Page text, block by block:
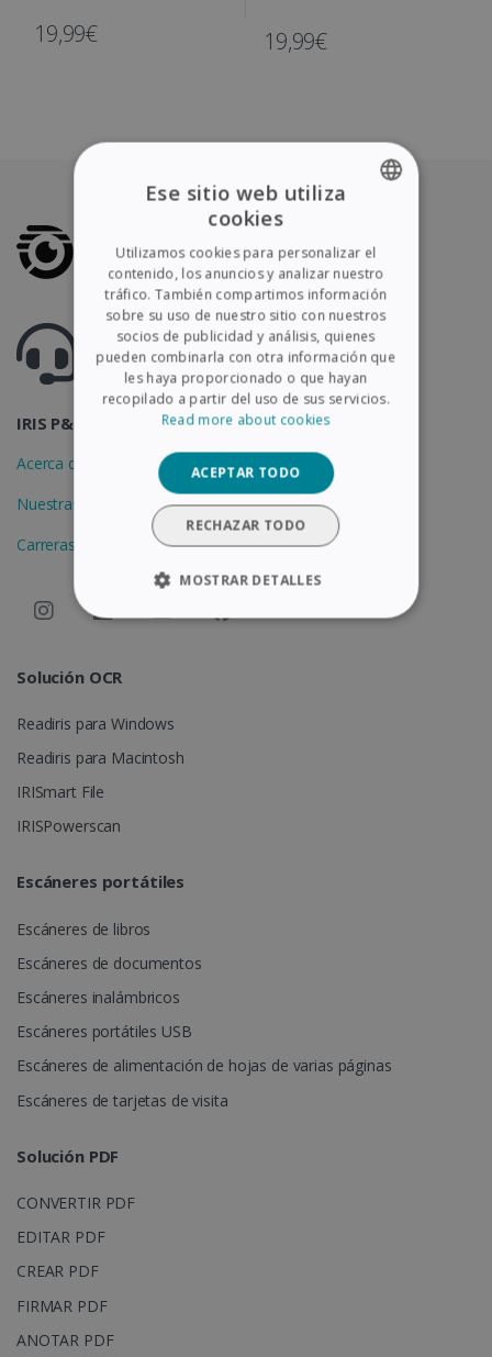
19,99€ 19,99€
¿Preguntas? Visite nuestro centro de ayuda
Support.irislink.com
IRIS P&T
Acerca de IRIS
Nuestras oficinas
Carreras
Solución OCR
Readiris para Windows
Readiris para Macintosh
IRISmart File
IRISPowerscan
Escáneres portátiles
Escáneres de libros
Escáneres de documentos
Escáneres inalámbricos
Escáneres portátiles USB
Escáneres de alimentación de hojas de varias páginas
Escáneres de tarjetas de visita
Solución PDF
CONVERTIR PDF
EDITAR PDF
CREAR PDF
FIRMAR PDF
ANOTAR PDF
FRENCH
SPANISH
GERMAN
ITALIAN
Ese sitio web utiliza
cookies
Utilizamos cookies para personalizar el
contenido, los anuncios y analizar nuestro
tráfico. También compartimos información
sobre su uso de nuestro sitio con nuestros
socios de publicidad y análisis, quienes
pueden combinarla con otra información que
les haya proporcionado o que hayan
recopilado a partir del uso de sus servicios.
Read more about cookies
ACEPTAR TODO
RECHAZAR TODO
MOSTRAR DETALLES
COOKIES ESTRICTAMENTE
COOKIES DE PREFERENCIAS
Cookies de funcionalidad
Las cookies estrictamente necesarias
web, como el inicio de sesión de usuario y la
utilizar correctamente sin las cookies